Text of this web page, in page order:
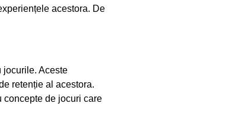
acestora. De
jocurile. Aceste
retenție al acestora.
concepte de jocuri care